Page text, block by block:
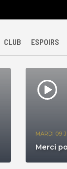
CLUB ESPOIRS
MARDI 09
Merci